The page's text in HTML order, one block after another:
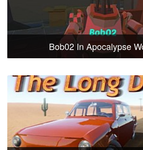
Bob02 In Apocalypse